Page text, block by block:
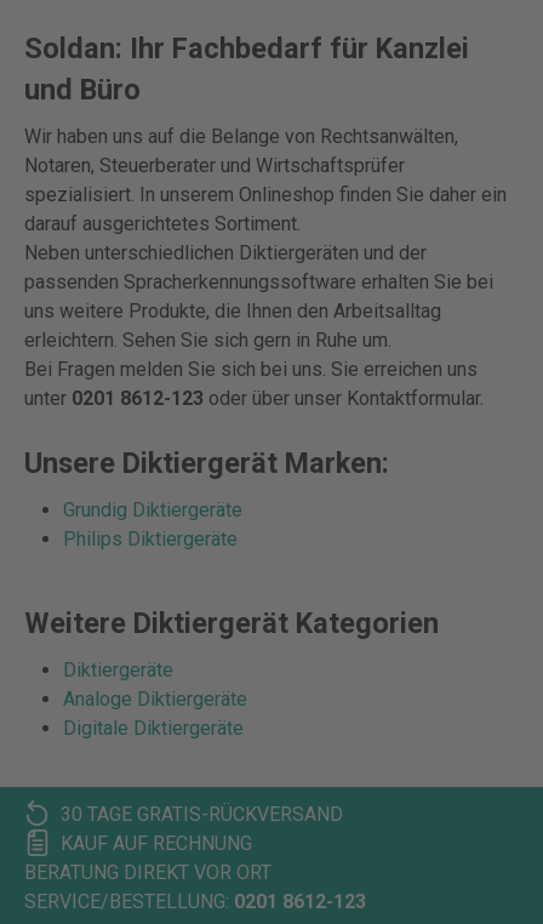
Soldan: Ihr Fachbedarf für Kanzlei
und Büro
Wir haben uns auf die Belange von Rechtsanwälten,
Notaren, Steuerberater und Wirtschaftsprüfer
spezialisiert. In unserem Onlineshop finden Sie daher ein
darauf ausgerichtetes Sortiment.
Neben unterschiedlichen Diktiergeräten und der
passenden Spracherkennungssoftware erhalten Sie bei
uns weitere Produkte, die Ihnen den Arbeitsalltag
erleichtern. Sehen Sie sich gern in Ruhe um.
Bei Fragen melden Sie sich bei uns. Sie erreichen uns
unter 0201 8612-123 oder über unser Kontaktformular.
Unsere Diktiergerät Marken:
Grundig Diktiergeräte
Philips Diktiergeräte
Weitere Diktiergerät Kategorien
Diktiergeräte
Analoge Diktiergeräte
Digitale Diktiergeräte
30 TAGE GRATIS-RÜCKVERSAND
KAUF AUF RECHNUNG
BERATUNG DIREKT VOR ORT
SERVICE/BESTELLUNG: 0201 8612-123